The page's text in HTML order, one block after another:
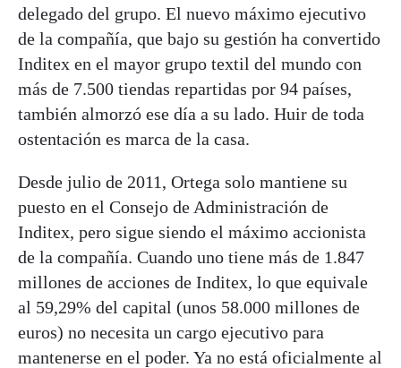
delegado del grupo. El nuevo máximo ejecutivo
de la compañía, que bajo su gestión ha convertido
Inditex en el mayor grupo textil del mundo con
más de 7.500 tiendas repartidas por 94 países,
también almorzó ese día a su lado. Huir de toda
ostentación es marca de la casa.
Desde julio de 2011, Ortega solo mantiene su
puesto en el Consejo de Administración de
Inditex, pero sigue siendo el máximo accionista
de la compañía. Cuando uno tiene más de 1.847
millones de acciones de Inditex, lo que equivale
al 59,29% del capital (unos 58.000 millones de
euros) no necesita un cargo ejecutivo para
mantenerse en el poder. Ya no está oficialmente al